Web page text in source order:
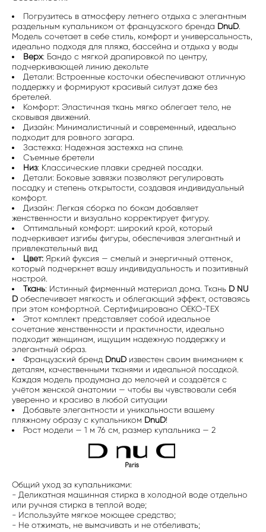
Погрузитесь в атмосферу летнего отдыха с элегантным
раздельным купальником от французского бренда DnuD
Модель сочетает в себе стиль, комфорт и универсальность,
идеально подходя для пляжа, бассейна и отдыха у воды
Верх: Бандо с мягкой драпировкой по центру,
подчеркивающей линию декольте
Детали: Встроенные косточки обеспечивают отличную
поддержку и формируют красивый силуэт даже без
бретелей.
Комфорт: Эластичная ткань мягко облегает тело, не
сковывая движений.
Дизайн: Минималистичный и современный, идеально
подходит для ровного загара.
Застежка: Надежная застежка на спине.
Съемные бретели
Низ: Классические плавки средней посадки.
Детали: Боковые завязки позволяют регулировать
посадку и степень открытости, создавая индивидуальный
комфорт.
Дизайн: Легкая сборка по бокам добавляет
женственности и визуально корректирует фигуру.
Оптимальный комфорт: широкий крой, который
подчеркивает изгибы фигуры, обеспечивая элегантный и
привлекательный вид
Цвет: Яркий фуксия — смелый и энергичный оттенок,
который подчеркнет вашу индивидуальность и позитивный
настрой.
Ткань: Истинный фирменный материал дома. Ткань D NU
D обеспечивает мягкость и облегающий эффект, оставаясь
при этом комфортной. Сертифицировано OEKO-TEX
Этот комплект представляет собой идеальное
сочетание женственности и практичности, идеально
подходит женщинам, ищущим надежную поддержку и
элегантный образ.
Французский бренд DnuD известен своим вниманием к
деталям, качественными тканями и идеальной посадкой.
Каждая модель продумана до мелочей и создаётся с
учётом женской анатомии — чтобы вы чувствовали себя
уверенно и красиво в любой ситуации
Добавьте элегантности и уникальности вашему
пляжному образу с купальником DnuD!
Рост модели — 1 м 76 см, размер купальника — 2
Общий уход за купальниками:
- Деликатная машинная стирка в холодной воде отдельно
или ручная стирка в теплой воде;
- Используйте мягкое моющее средство;
- Не отжимать, не вымачивать и не отбеливать;